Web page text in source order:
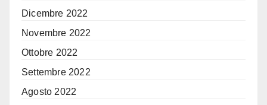
Dicembre 2022
Novembre 2022
Ottobre 2022
Settembre 2022
Agosto 2022